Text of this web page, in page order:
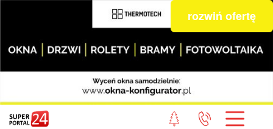
rozwiń ofertę